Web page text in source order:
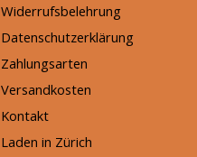
Widerrufsbelehrung
Datenschutzerklärung
Zahlungsarten
Versandkosten
Kontakt
Laden in Zürich